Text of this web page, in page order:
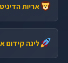
אריות
ליגה קידום